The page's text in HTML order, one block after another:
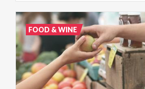
FOOD & WINE